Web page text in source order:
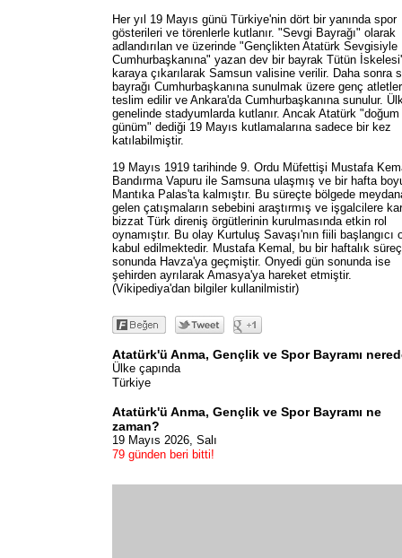
Her yıl 19 Mayıs günü Türkiye'nin dört bir yanında spor
gösterileri ve törenlerle kutlanır. "Sevgi Bayrağı" olarak
adlandırılan ve üzerinde "Gençlikten Atatürk Sevgisiyle
Cumhurbaşkanına" yazan dev bir bayrak Tütün
karaya çıkarılarak Samsun valisine verilir. Daha sonra
bayrağı Cumhurbaşkanına sunulmak üzere genç
teslim edilir ve Ankara'da Cumhurbaşkanına sunulur.
genelinde stadyumlarda kutlanır. Ancak Atatürk "doğum
günüm" dediği 19 Mayıs kutlamalarına sadece bir kez
katılabilmiştir.
19 Mayıs 1919 tarihinde 9. Ordu Müfettişi Mustafa
Bandırma Vapuru ile Samsuna ulaşmış ve bir hafta
Mantıka Palas'ta kalmıştır. Bu süreçte bölgede
gelen çatışmaların sebebini araştırmış ve işgalcilere
bizzat Türk direniş örgütlerinin kurulmasında etkin rol
oynamıştır. Bu olay Kurtuluş Savaşı'nın fiili başlangıcı
kabul edilmektedir. Mustafa Kemal, bu bir haftalık süreç
sonunda Havza'ya geçmiştir. Onyedi gün sonunda ise
şehirden ayrılarak Amasya'ya hareket etmiştir.
(Vikipediya'dan bilgiler kullanilmistir)
Atatürk'ü Anma, Gençlik ve Spor Bayramı
Ülke çapında
Türkiye
Atatürk'ü Anma, Gençlik ve Spor Bayramı ne
zaman?
19 Mayıs 2026, Salı
79 günden beri bitti!